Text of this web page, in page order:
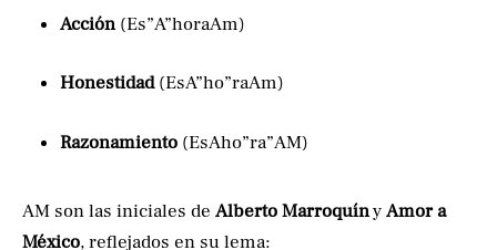
Acción(Es”A”horaAm)
Honestidad(EsA”ho”raAm)
Razonamiento (EsAho”ra”AM)
AM son las iniciales de Alberto MarroquínyAmor a
México, reflejados en su lema: